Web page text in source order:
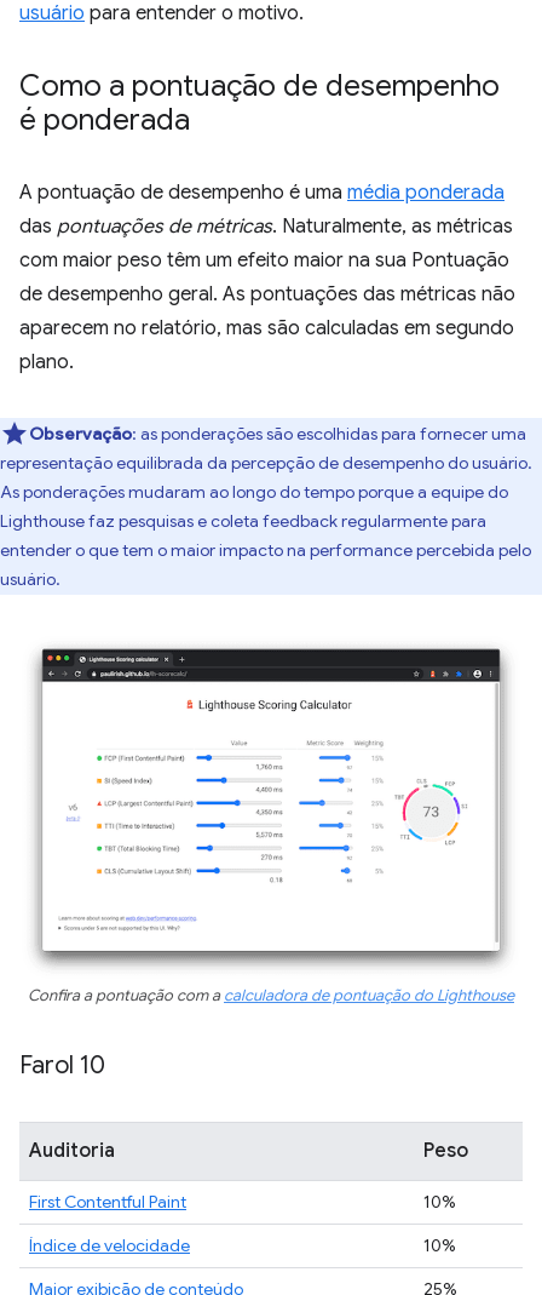
usuário para entender o motivo.
Como a pontuação de desempenho
é ponderada
A pontuação de desempenho é uma média ponderada
das pontuações de métricas. Naturalmente, as métricas
com maior peso têm um efeito maior na sua Pontuação
de desempenho geral. As pontuações das métricas não
aparecem no relatório, mas são calculadas em segundo
plano.
Observação: as ponderações são escolhidas para fornecer uma
representação equilibrada da percepção de desempenho do usuário.
As ponderações mudaram ao longo do tempo porque a equipe do
Lighthouse faz pesquisas e coleta feedback regularmente para
entender o que tem o maior impacto na performance percebida pelo
usuário.
Confira a pontuação com acalculadora de pontuação do Lighthouse
Farol 10
Auditoria Peso
First Contentful Paint
10%
Índice de velocidade
10%
Maior exibição de conteúdo
25%